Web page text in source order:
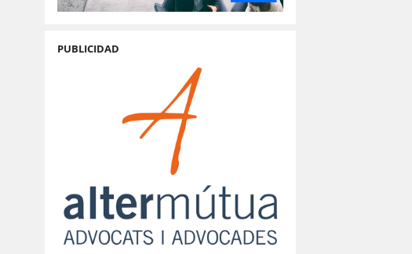
PUBLICIDAD